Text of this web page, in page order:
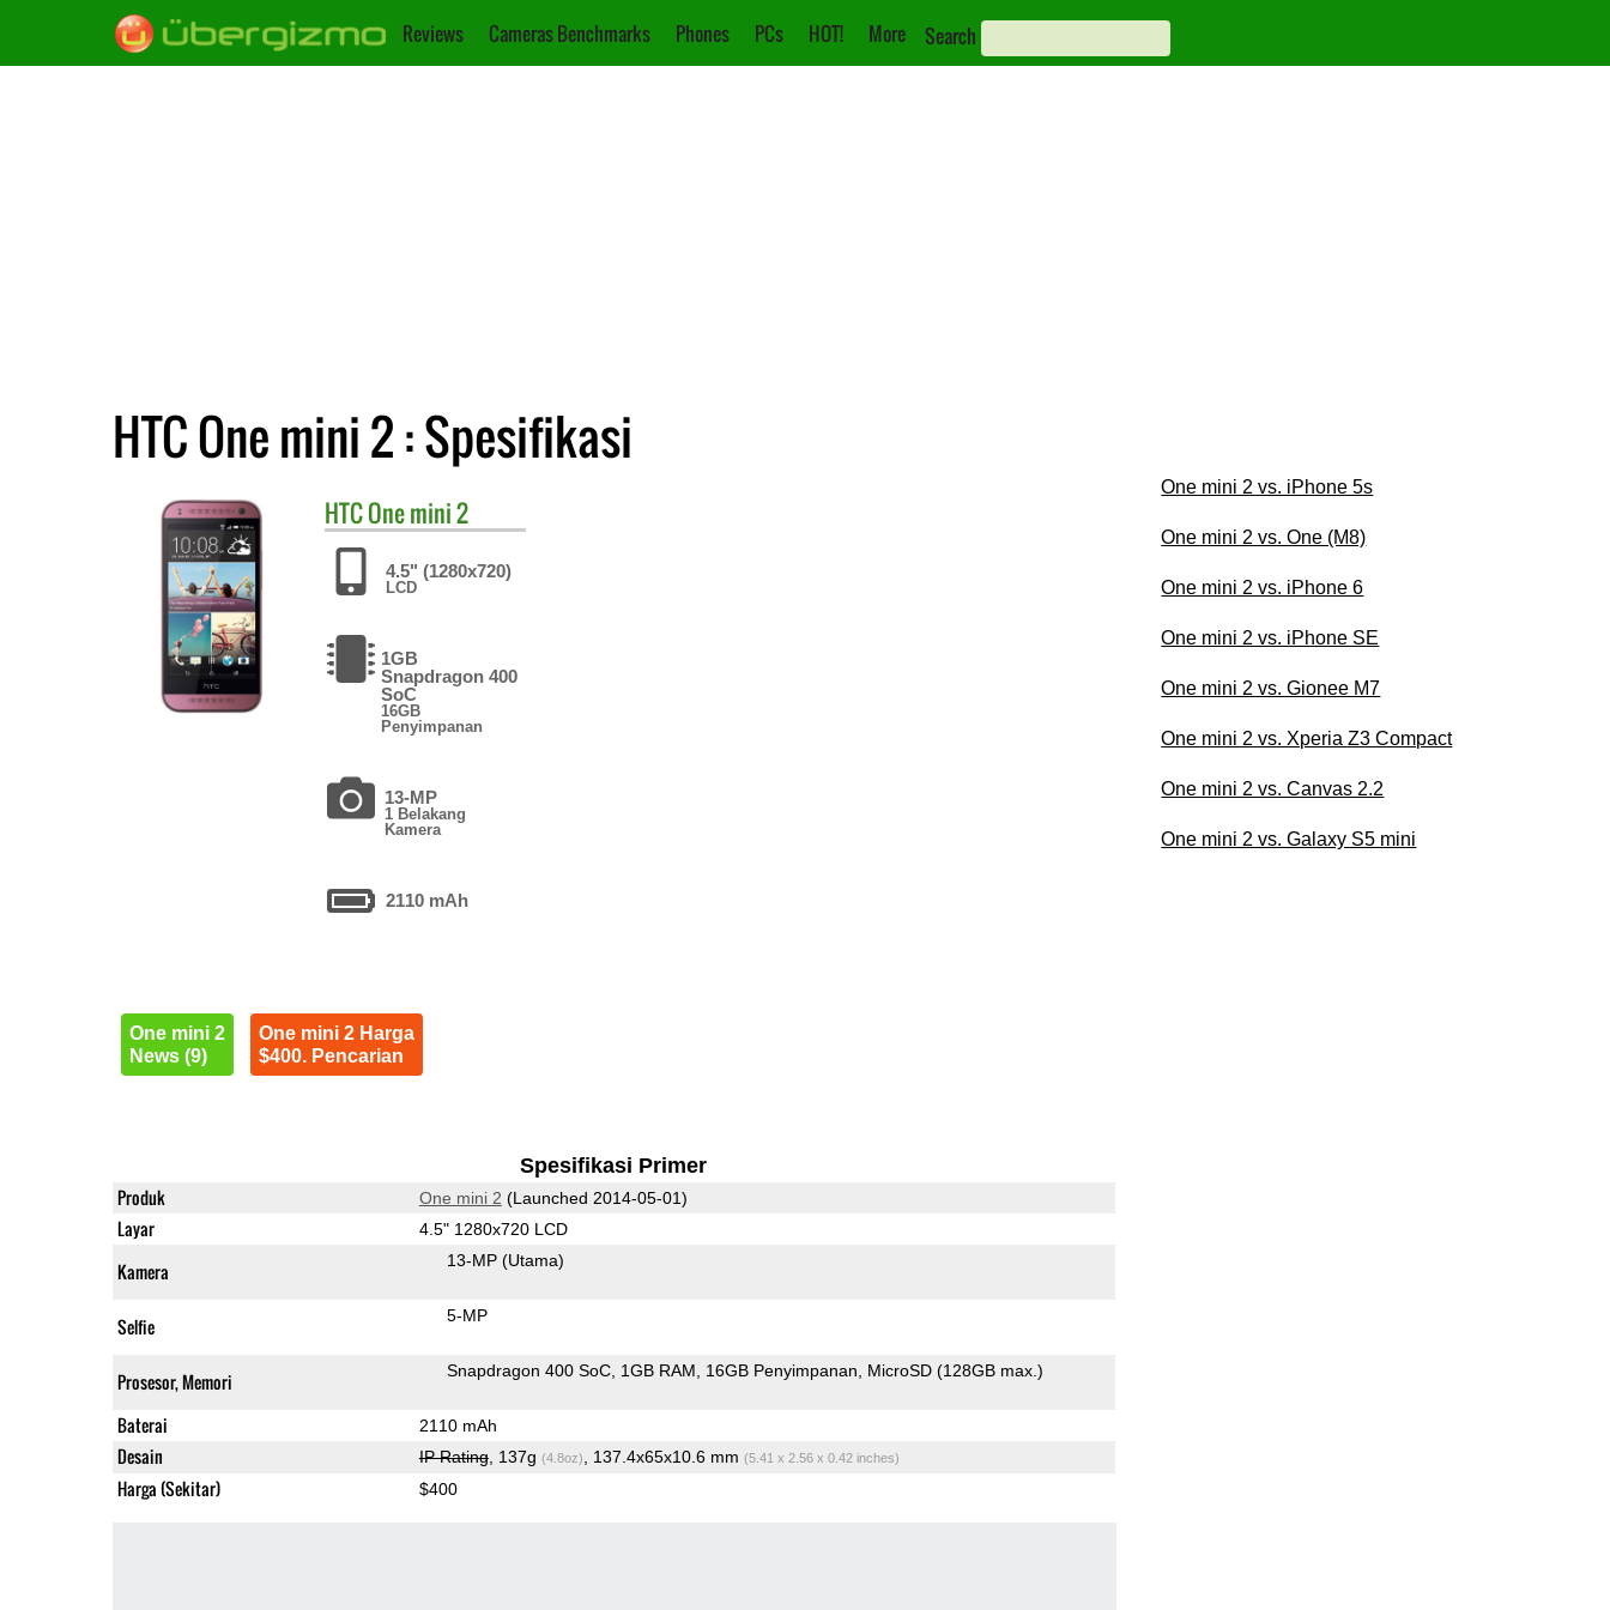
Reviews Cameras Benchmarks Phones PCs HOT! More Search
HTC One mini 2 : Spesifikasi
HTCOne mini 2
4.5" (1280x720)
LCD
1GB
Snapdragon 400
SoC
16GB
Penyimpanan
13-MP
1 Belakang
Kamera
2110 mAh
One mini 2
News (9)
One mini 2 Harga
$400. Pencarian
Spesifikasi Primer
Produk One mini 2 (Launched 2014-05-01)
Layar 4.5" 1280x720 LCD
Kamera 13-MP (Utama)
Selfie 5-MP
Prosesor, Memori Snapdragon 400 SoC 1GB RAM 16GB Penyimpanan MicroSD (128GB max.)
Baterai 2110 mAh
Desain IP Rating, 137g (4.8oz) , 137.4x65x10.6 mm (5.41 x 2.56 x 0.42 inches)
Harga (Sekitar) $400
One mini 2 vs. iPhone 5s
One mini 2 vs. One (M8)
One mini 2 vs. iPhone 6
One mini 2 vs. iPhone SE
One mini 2 vs. Gionee M7
One mini 2 vs. Xperia Z3 Compact
One mini 2 vs. Canvas 2.2
One mini 2 vs. Galaxy S5 mini